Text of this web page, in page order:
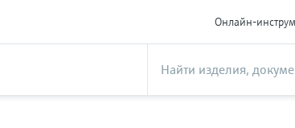
Онлайн-